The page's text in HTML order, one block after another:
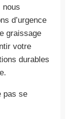
nous
d’urgence
graissage
votre
durables
pas se